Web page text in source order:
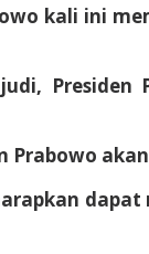
kali ini
Prabowo